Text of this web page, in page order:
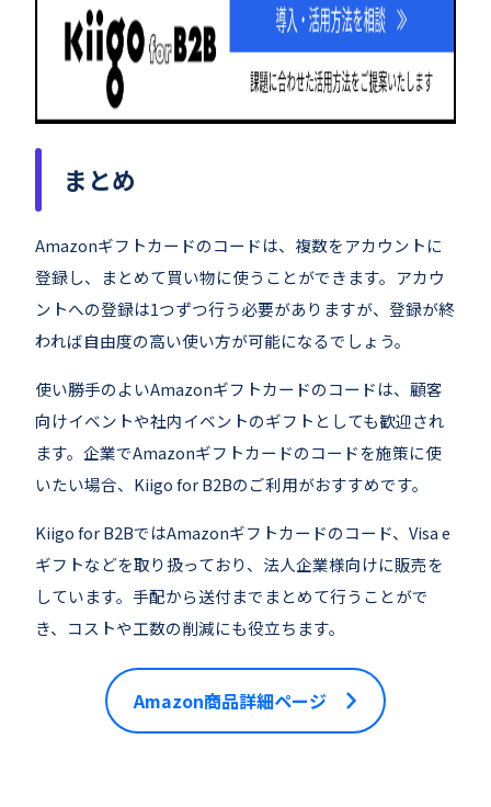
まとめ
Amazonギフトカードのコードは、複数をアカウントに
登録し、まとめて買い物に使うことができます。アカウ
ントへの登録は1つずつ行う必要がありますが、登録が終
われば自由度の高い使い方が可能になるでしょう。
使い勝手のよいAmazonギフトカードのコードは、顧客
向けイベントや社内イベントのギフトとしても歓迎され
ます。企業でAmazonギフトカードのコードを施策に使
いたい場合、Kiigo for B2Bのご利用がおすすめです。
Kiigo for B2BではAmazonギフトカードのコード、Visa e
ギフトなどを取り扱っており、法人企業様向けに販売を
しています。手配から送付までまとめて行うことがで
き、コストや工数の削減にも役立ちます。
Amazon商品詳細ページ